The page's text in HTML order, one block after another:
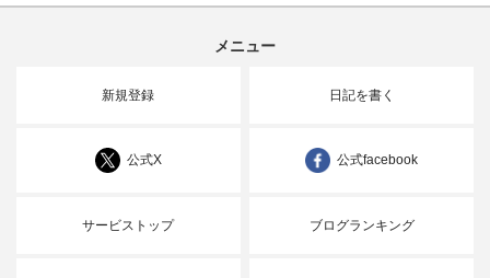
メニュー
新規登録 日記を書く
公式X 公式facebook
サービストップ ブログランキング